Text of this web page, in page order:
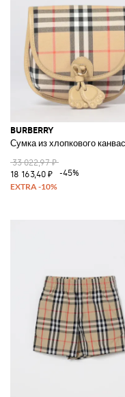
BURBERRY
Сумка из хлопкового
33 022,97 ₽
18 163,40 ₽
-45%